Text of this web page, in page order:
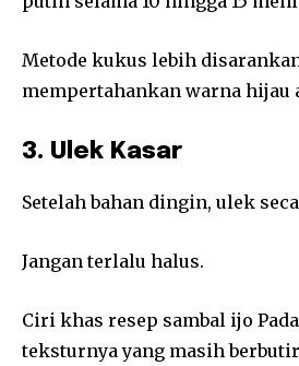
Metode kukus lebih
mempertahankan warna hijau
3. Ulek Kasar
Setelah bahan dingin, ulek
Jangan terlalu halus.
Ciri khas resep sambal ijo
teksturnya yang masih